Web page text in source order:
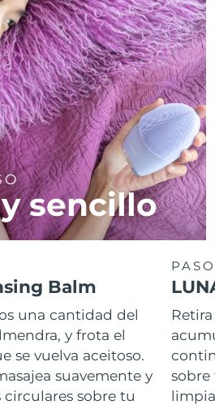
sencillo
Balm
una cantidad del
y frota el
se vuelva aceitoso.
suavemente y
sobre tu